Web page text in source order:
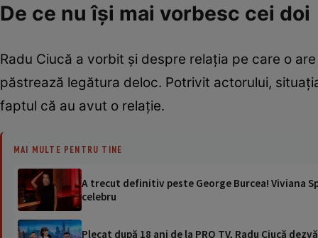
De ce nu își mai vorbesc cei doi
Radu Ciucă a vorbit și despre relația pe care o
păstrează legătura deloc. Potrivit actorului,
faptul că au avut o relație.
MAI MULTE PENTRU TINE
A trecut definitiv peste George Burcea! Viviana
celebru
Plecat după 18 ani de la PRO TV, Radu Ciucă